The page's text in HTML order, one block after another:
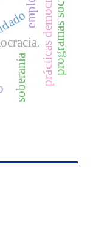
prácticas democráticasprogramas sociales
soberanía